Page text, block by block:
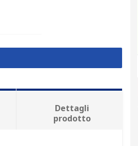
Dettagli
prodotto